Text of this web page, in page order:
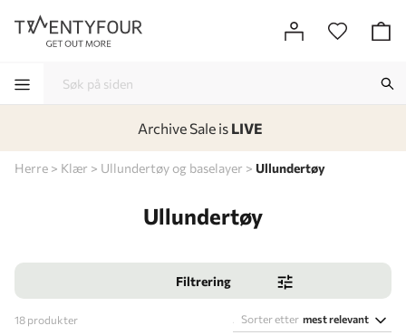
Herre Klær Ullundertøy og baselayer Ullundertøy
Ullundertøy
Filtrering
18 produkter Sorter etter mest relevant
Archive Sale is LIVE
-
-
-
-